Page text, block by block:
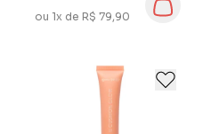
ou 1x de R$ 79,90